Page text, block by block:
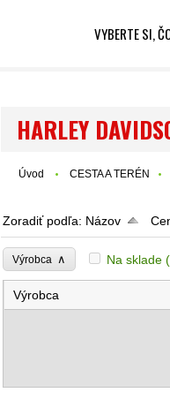
VYBERTE SI,
HARLEY
Úvod CESTA A TERÉN
Zoradiť podľa: Názov
Výrobca ∧ Na sklade
Výrobca